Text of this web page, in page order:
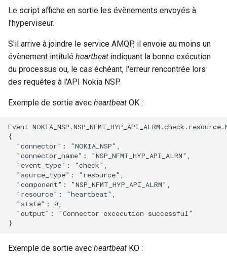
Le script affiche en sortie les évènements envoyés à
l'hyperviseur.
S'il arrive à joindre le service AMQP, il envoie au moins un
évènement intitulé heartbeat indiquant la bonne exécution
du processus ou, le cas échéant, l'erreur rencontrée lors
des requêtes à l'API Nokia NSP.
Exemple de sortie avec heartbeat OK :
Event
{
  "connector": "NOKIA_NSP",
  "connector_name": "NSP_NFMT_HYP_API_ALRM",
  "event_type": "check",
  "source_type": "resource",
  "component": "NSP_NFMT_HYP_API_ALRM",
  "resource": "heartbeat",
  "state": 0,
  "output": "Connector excecution successful"
Exemple de sortie avec heartbeat KO :